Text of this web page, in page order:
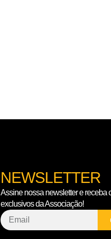
NEWSLETTER
Assine nossa newsletter e receba
exclusivos da Associação!